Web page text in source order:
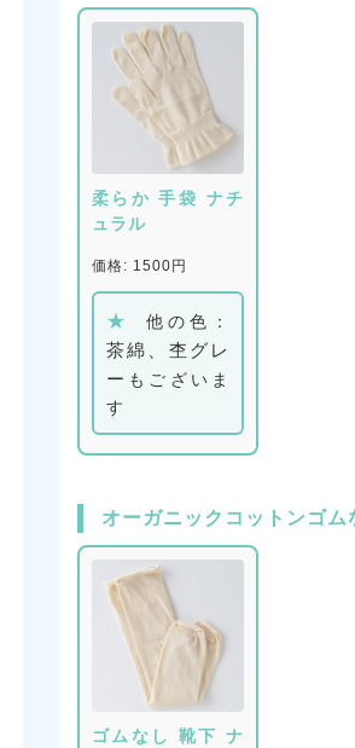
柔らか 手袋 ナチ
ュラル
価格: 1500円
★ 他の色：
茶綿、杢グレ
ー もございま
す
オーガニックコットンゴム
ゴムなし 靴下 ナ